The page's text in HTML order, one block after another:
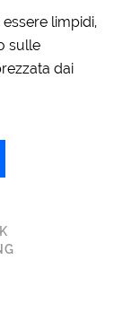
limpidi,
sulle
dai